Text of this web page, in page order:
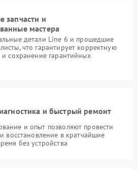
запчасти и
мастера
детали Line 6 и прошедшие
что гарантирует корректную
сохранение гарантийных
и быстрый ремонт
и опыт позволяют провести
восстановление в кратчайшие
без устройства